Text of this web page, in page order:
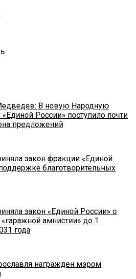
В новую Народную
России» поступило почти
предложений
закон фракции «Единой
благотворительных
закон «Единой России» о
амнистии» до 1
года
награжден мэром